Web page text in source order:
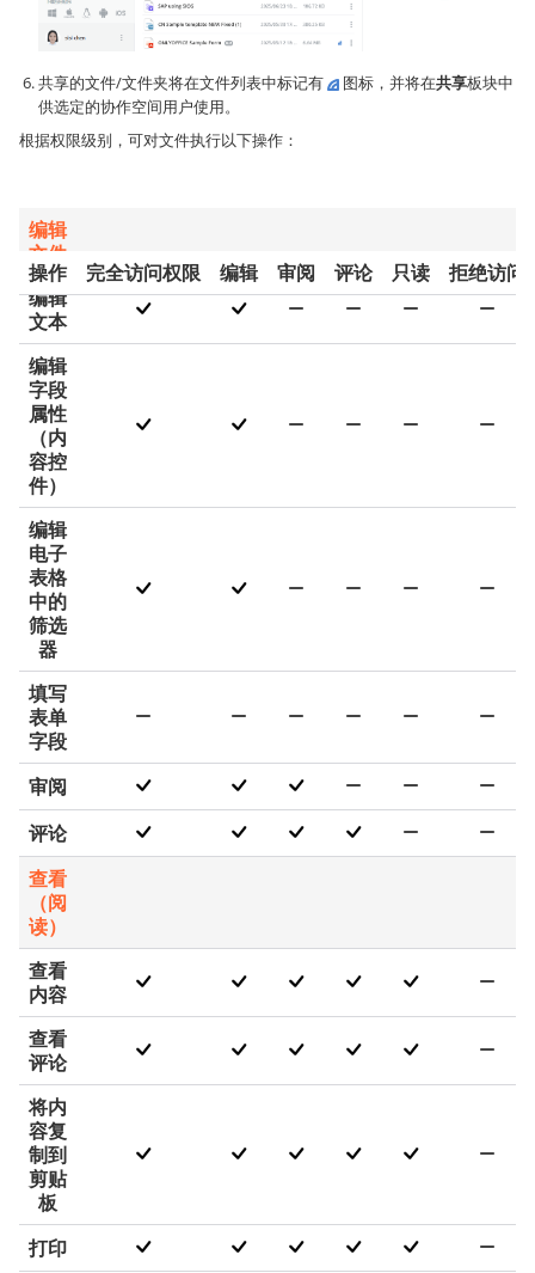
共享的文件/文件夹将在文件列表中标记有 图标，并将在共享板块中
供选定的协作空间用户使用。
根据权限级别，可对文件执行以下操作：
操作 完全访问权限 编辑 审阅 评论 只读 拒绝访问
编辑
文件
编辑
文本
编辑
字段
属性
（内
容控
件）
编辑
电子
表格
中的
筛选
器
填写
表单
字段
审阅
评论
查看
（阅
读）
查看
内容
查看
评论
将内
容复
制到
剪贴
板
打印